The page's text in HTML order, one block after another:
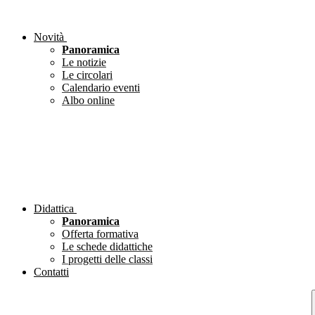
Novità
Panoramica
Le notizie
Le circolari
Calendario eventi
Albo online
Didattica
Panoramica
Offerta formativa
Le schede didattiche
I progetti delle classi
Contatti